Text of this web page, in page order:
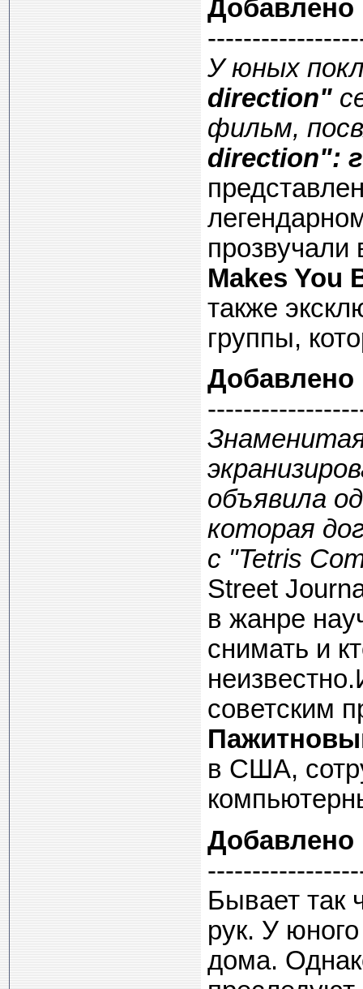
Добавлено
У юных
direction"
фильм,
direction":
Makes You
также
группы,
Добавлено
объявила
которая
с "Tetris
Street
в жанре
снимать и
советским
в США,
Добавлено
Бывает так
рук. У
дома.